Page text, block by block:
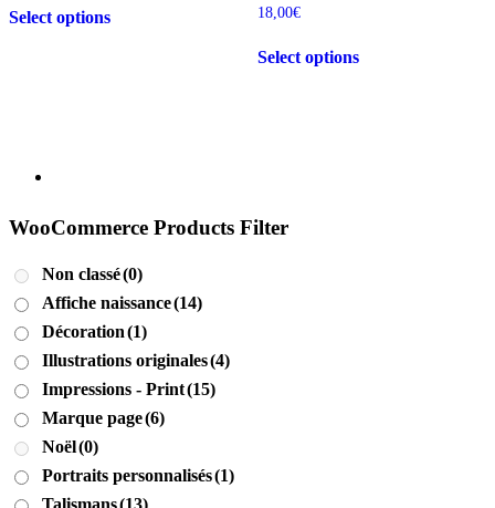
Select optionsproduit
page
produit
18,00€
Select options
WooCommerce Products Filter
Non classé(0)
Affiche naissance(14)
Décoration(1)
Illustrations originales(4)
Impressions - Print(15)
Marque page(6)
Noël(0)
Portraits personnalisés(1)